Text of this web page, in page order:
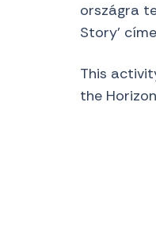
országra
Story’
This
the